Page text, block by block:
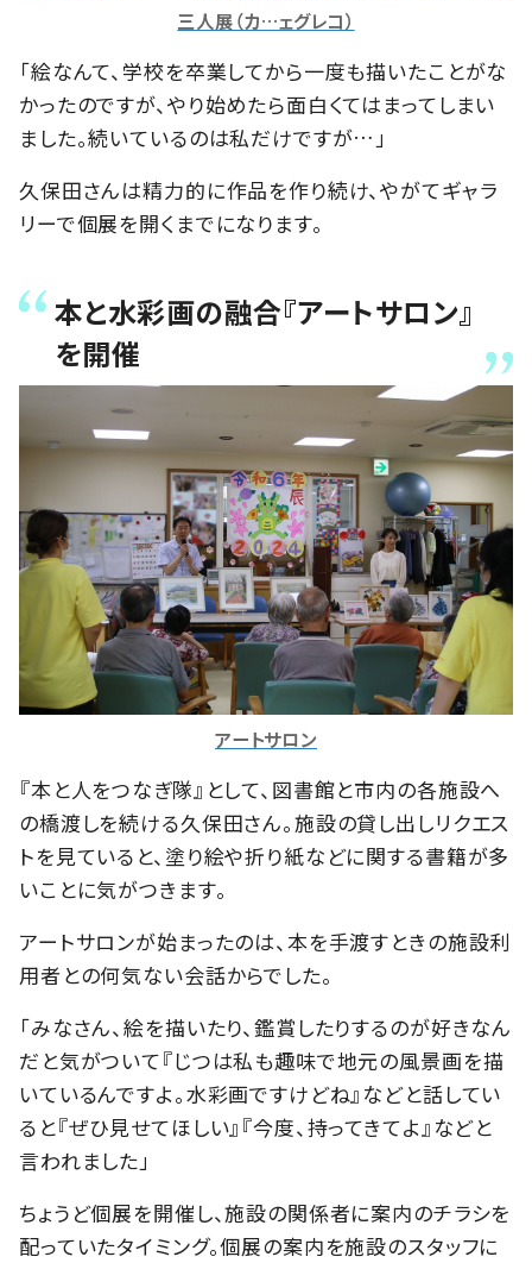
三人展（カ…ェグレコ）
「絵なんて、学校を卒業してから一度も描いたことがな
かったのですが、やり始めたら面白くてはまってしまい
ました。続いているのは私だけですが…」
久保田さんは精力的に作品を作り続け、やがてギャラ
リーで個展を開くまでになります。
本と水彩画の融合『アートサロン』
を開催
アートサロン
『本と人をつなぎ隊』として、図書館と市内の各施設へ
の橋渡しを続ける久保田さん。施設の貸し出しリクエス
トを見ていると、塗り絵や折り紙などに関する書籍が多
いことに気がつきます。
アートサロンが始まったのは、本を手渡すときの施設利
用者との何気ない会話からでした。
「みなさん、絵を描いたり、鑑賞したりするのが好きなん
だと気がついて『じつは私も趣味で地元の風景画を描
いているんですよ。水彩画ですけどね』などと話してい
ると『ぜひ見せてほしい』『今度、持ってきてよ』などと
言われました」
ちょうど個展を開催し、施設の関係者に案内のチラシを
配っていたタイミング。個展の案内を施設のスタッフに